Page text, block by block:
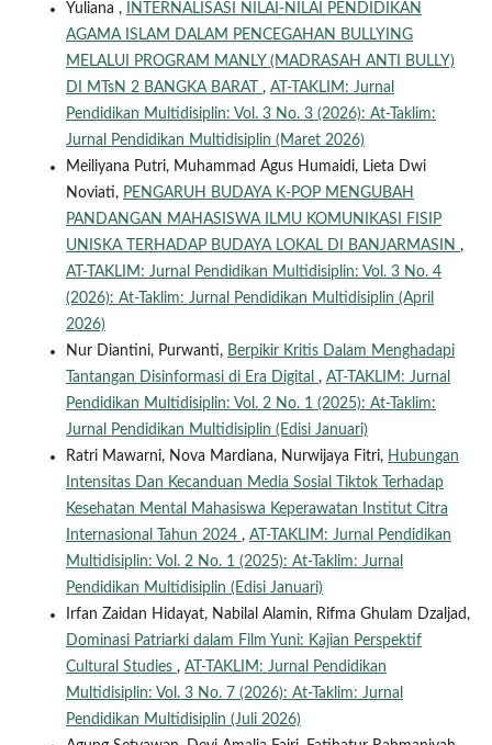
Yuliana ,
INTERNALISASI NILAI-NILAI PENDIDIKAN
AGAMA ISLAM DALAM PENCEGAHAN BULLYING
MELALUI PROGRAM MANLY (MADRASAH ANTI BULLY)
DI MTsN 2 BANGKA BARAT , AT-TAKLIM: Jurnal
Pendidikan Multidisiplin: Vol. 3 No. 3 (2026): At-Taklim:
Jurnal Pendidikan Multidisiplin (Maret 2026)
Meiliyana Putri, Muhammad Agus Humaidi, Lieta Dwi
Noviati, PENGARUH BUDAYA K-POP MENGUBAH
PANDANGAN MAHASISWA ILMU KOMUNIKASI FISIP
UNISKA TERHADAP BUDAYA LOKAL DI BANJARMASIN ,
AT-TAKLIM: Jurnal Pendidikan Multidisiplin: Vol. 3 No. 4
(2026): At-Taklim: Jurnal Pendidikan Multidisiplin (April
2026)
Nur Diantini, Purwanti, Berpikir Kritis Dalam Menghadapi
Tantangan Disinformasi di Era Digital , AT-TAKLIM: Jurnal
Pendidikan Multidisiplin: Vol. 2 No. 1 (2025): At-Taklim:
Jurnal Pendidikan Multidisiplin (Edisi Januari)
Ratri Mawarni, Nova Mardiana, Nurwijaya Fitri, Hubungan
Intensitas Dan Kecanduan Media Sosial Tiktok Terhadap
Kesehatan Mental Mahasiswa Keperawatan Institut Citra
Internasional Tahun 2024 , AT-TAKLIM: Jurnal Pendidikan
Multidisiplin: Vol. 2 No. 1 (2025): At-Taklim: Jurnal
Pendidikan Multidisiplin (Edisi Januari)
Irfan Zaidan Hidayat, Nabilal Alamin, Rifma Ghulam Dzaljad,
Dominasi Patriarki dalam Film Yuni: Kajian Perspektif
Cultural Studies , AT-TAKLIM: Jurnal Pendidikan
Multidisiplin: Vol. 3 No. 7 (2026): At-Taklim: Jurnal
Pendidikan Multidisiplin (Juli 2026)